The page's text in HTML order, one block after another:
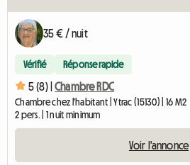
35 € / nuit
Vérifié Réponse rapide
5 (8) | Chambre RDC
Chambre chez l'habitant | Ytrac (15130) | 16 M2
2 pers. | 1 nuit minimum
Voir l'annonce